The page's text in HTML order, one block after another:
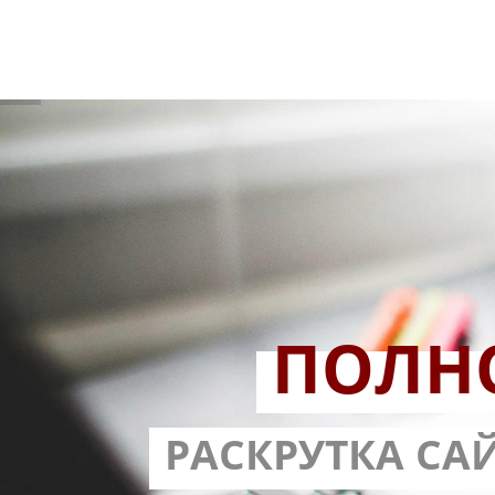
С
РАСКРУТКА